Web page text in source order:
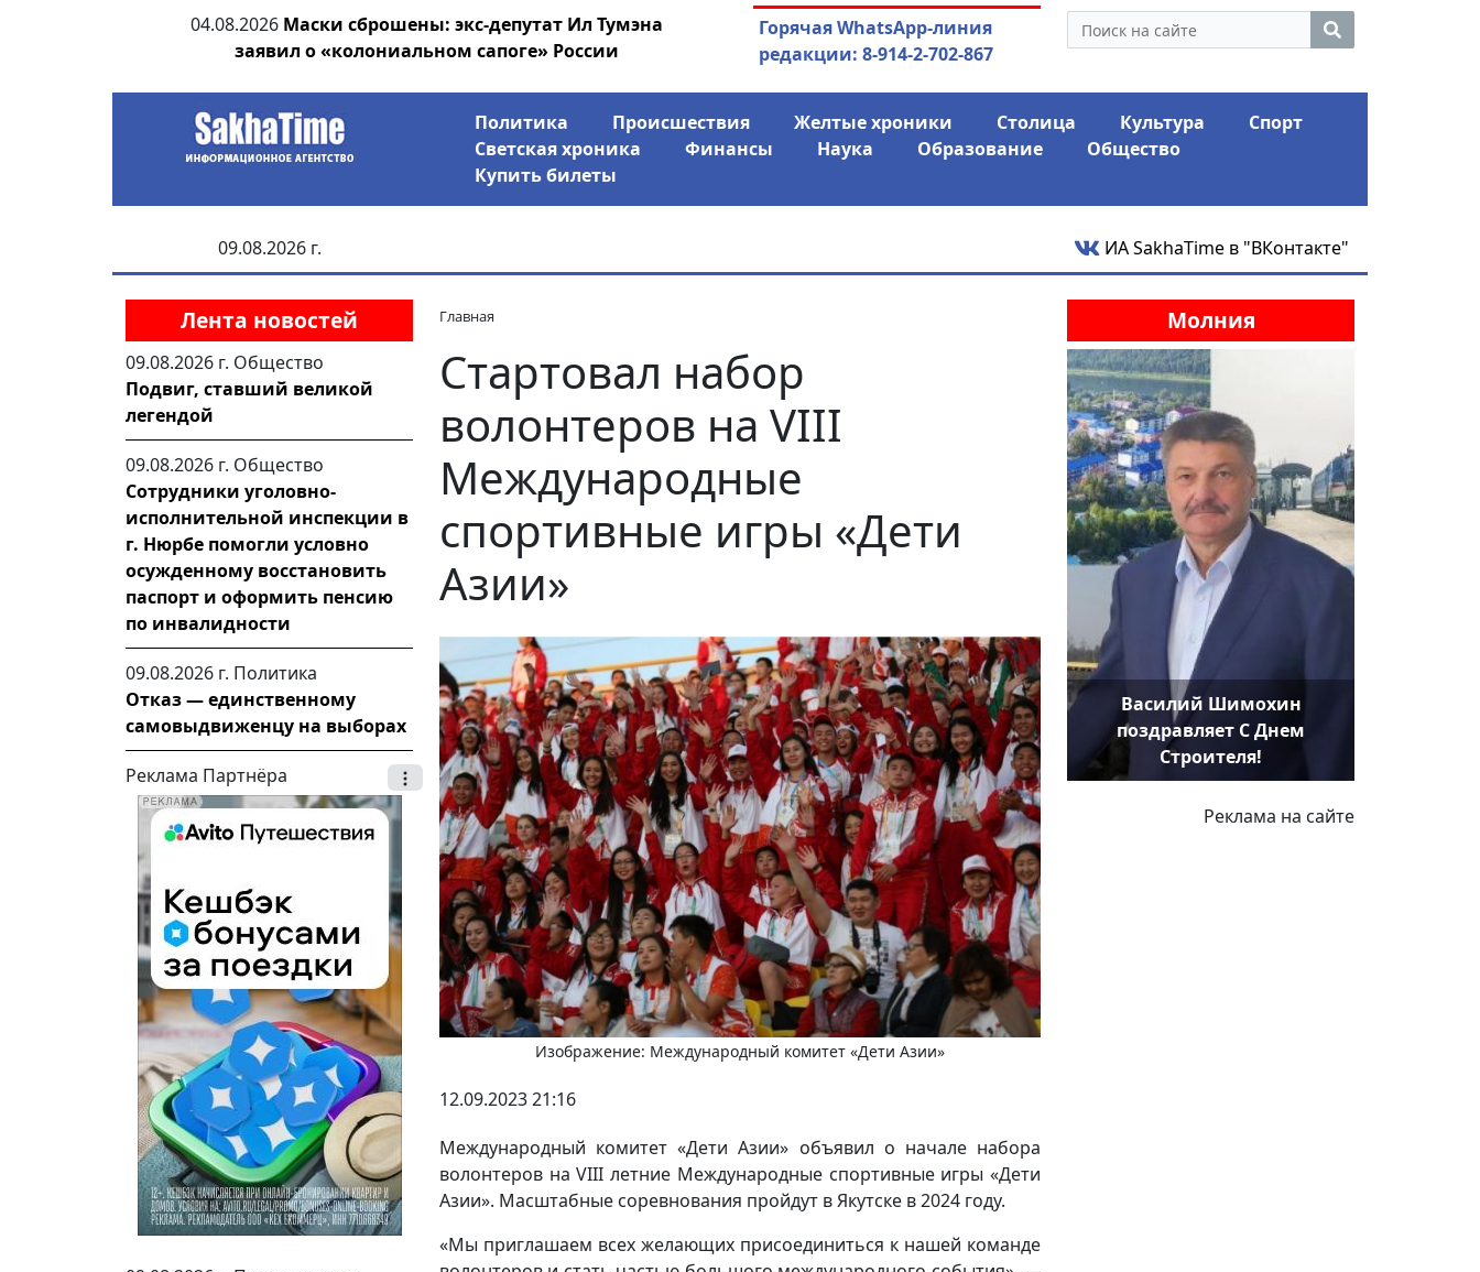
04.08.2026 Маски сброшены: экс-депутат Ил Тумэна
заявил о «колониальном сапоге» России
04.08.2026Маринычев у Путина: смотрины или
антикризисный разбор?
03.08.2026
Горячая WhatsApp-линия
редакции: 8-914-2-702-867
Политика Происшествия Желтые хроники Столица Культура
Спорт
Светская хроника
Финансы Наука Образование
Общество
Купить билеты
09.08.2026 г. ИА SakhaTime в "ВКонтакте"
Лента новостей
09.08.2026 г. Общество
Подвиг, ставший великой
легендой
09.08.2026 г. Общество
Сотрудники уголовно-
исполнительной инспекции в
г. Нюрбе помогли условно
осужденному восстановить
паспорт и оформить пенсию
по инвалидности
09.08.2026 г. Политика
Отказ — единственному
самовыдвиженцу на выборах
Реклама Партнёра
Главная
Стартовал набор
волонтеров на VIII
Международные
спортивные игры «Дети
Азии»
Изображение: Международный комитет «Дети Азии»
12.09.2023 21:16
Международный комитет «Дети Азии» объявил о начале набора
волонтеров на VIII летние Международные спортивные игры «Дети
Азии». Масштабные соревнования пройдут в Якутске в 2024 году.
«Мы приглашаем всех желающих присоединиться к нашей команде
Молния
Василий Шимохин
поздравляет С Днем
Строителя!
Реклама на сайте